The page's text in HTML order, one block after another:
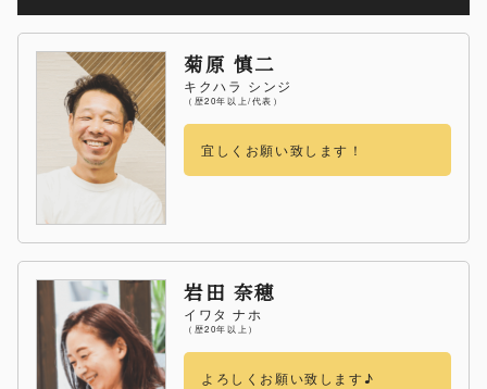
菊原 慎二
キクハラ シンジ
（歴20年以上/代表）
宜しくお願い致します！
岩田 奈穂
イワタ ナホ
（歴20年以上）
よろしくお願い致します♪